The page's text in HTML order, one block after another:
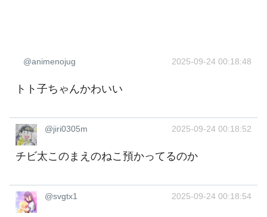
@animenojug 2025-09-24 00:18:48
トト子ちゃんかわいい
@jiri0305m 2025-09-24 00:18:52
チビ太このまえのねこ預かってるのか
@svgtx1 2025-09-24 00:18:54